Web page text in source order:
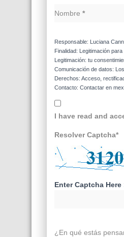
Nombre *
Responsable: Luciana
Finalidad: Legitimación
Legitimación: tu
Comunicación de datos:
Derechos: Acceso,
Contacto: Contactar en
I have read and
Resolver Captcha*
Enter Captcha Here
¿En qué estás